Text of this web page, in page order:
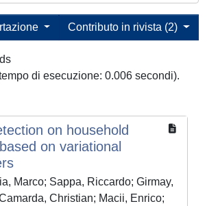
Contributo in rivista (2)
di esecuzione: 0.006 secondi).
on household
on variational
Marco; Sappa, Riccardo; Girmay,
Christian; Macii, Enrico;